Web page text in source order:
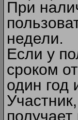
При
недели.
Если у
сроком
один год